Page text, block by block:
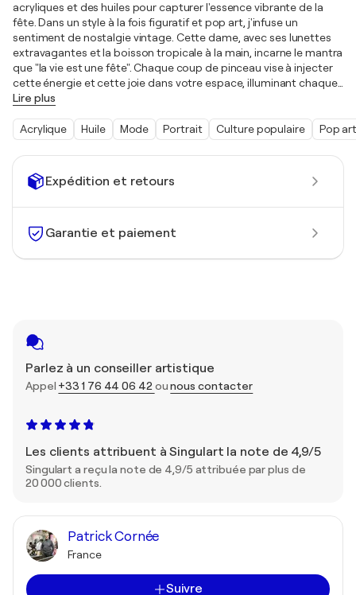
Expédition et retours
Garantie et paiement
Parlez à un conseiller artistique
Appel +33 1 76 44 06 42 ounous contacter
Les clients attribuent à Singulart la note de 4,9/5
Singulart a reçu la note de 4,9/5 attribuée par plus de
20 000 clients.
Patrick Cornée
France
Suivre
acryliques et des huiles pour capturer l'essence vibrante de la
fête. Dans un style à la fois figuratif et pop art, j'infuse un
sentiment de nostalgie vintage. Cette dame, avec ses lunettes
extravagantes et la boisson tropicale à la main, incarne le mantra
que "la vie est une fête". Chaque coup de pinceau vise à injecter
cette énergie et cette joie dans votre espace, illuminant chaque…
Lire plus
Acrylique Huile Mode Portrait Culture populaire Pop